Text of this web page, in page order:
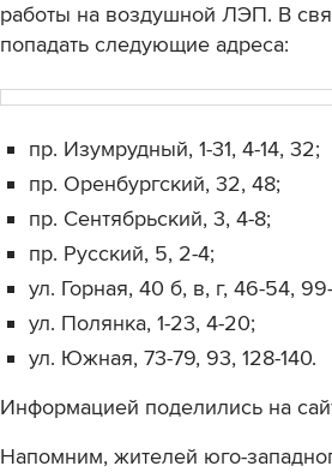
работы на воздушной ЛЭП. В
попадать следующие адреса:
пр. Изумрудный, 1-31, 4-14, 32;
пр. Оренбургский, 32, 48;
пр. Сентябрьский, 3, 4-8;
пр. Русский, 5, 2-4;
ул. Горная, 40 б, в, г, 46-54,
ул. Полянка, 1-23, 4-20;
ул. Южная, 73-79, 93, 128-140.
Информацией поделились на
Напомним, жителей юго-